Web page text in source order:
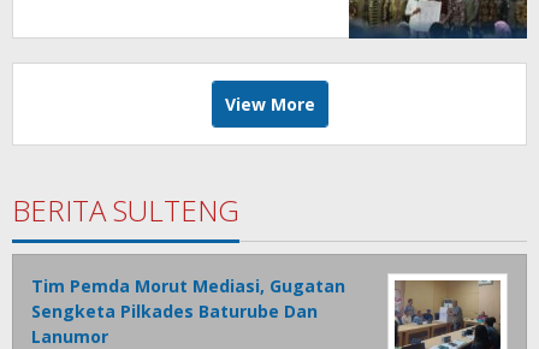
Ekonomi Daerah
View More
BERITA SULTENG
Tim Pemda Morut Mediasi, Gugatan
Sengketa Pilkades Baturube Dan
Lanumor